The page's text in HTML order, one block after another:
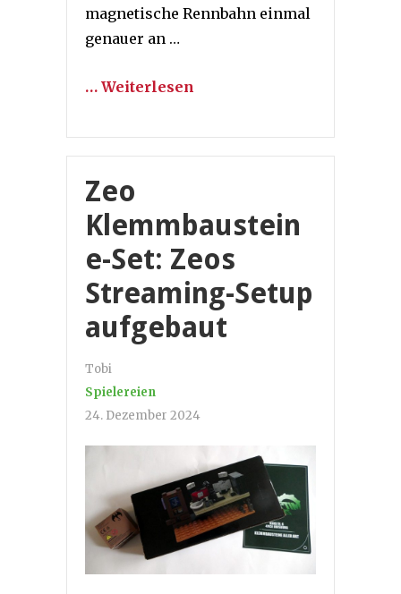
magnetische Rennbahn einmal
genauer an …
… Weiterlesen
Zeo
Klemmbaustein
e-Set: Zeos
Streaming-Setup
aufgebaut
Tobi
Spielereien
24. Dezember 2024